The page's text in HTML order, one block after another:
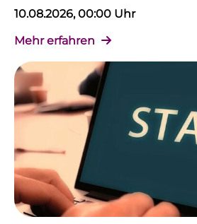
10.08.2026, 00:00 Uhr
Mehr erfahren